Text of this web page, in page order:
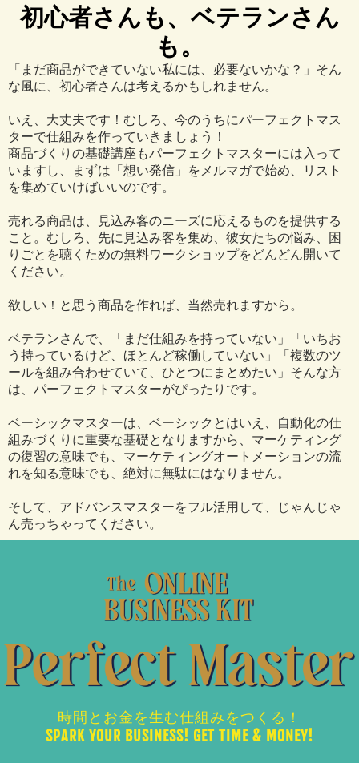
初心者さんも、ベテランさん
も。
「まだ商品ができていない私には、必要ないかな？」そん
な風に、初心者さんは考えるかもしれません。
いえ、大丈夫です！むしろ、今のうちにパーフェクトマス
ターで仕組みを作っていきましょう！
商品づくりの基礎講座もパーフェクトマスターには入って
いますし、まずは「想い発信」をメルマガで始め、リスト
を集めていけばいいのです。
売れる商品は、見込み客のニーズに応えるものを提供する
こと。むしろ、先に見込み客を集め、彼女たちの悩み、困
りごとを聴くための無料ワークショップをどんどん開いて
ください。
欲しい！と思う商品を作れば、当然売れますから。
ベテランさんで、「まだ仕組みを持っていない」「いちお
う持っているけど、ほとんど稼働していない」「複数のツ
ールを組み合わせていて、ひとつにまとめたい」そんな方
は、パーフェクトマスターがぴったりです。
ベーシックマスターは、ベーシックとはいえ、自動化の仕
組みづくりに重要な基礎となりますから、マーケティング
の復習の意味でも、マーケティングオートメーションの流
れを知る意味でも、絶対に無駄にはなりません。
そして、アドバンスマスターをフル活用して、じゃんじゃ
ん売っちゃってください。
時間とお金を生む仕組みをつくる！
SPARK YOUR BUSINESS! GET TIME & MONEY!